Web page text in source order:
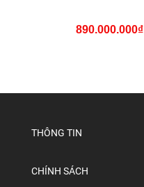
890.000.000₫
THÔNG TIN
CHÍNH SÁCH